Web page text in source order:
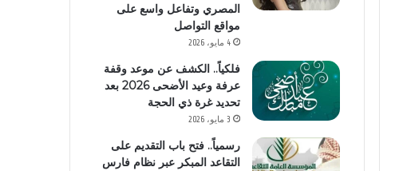
المصري وتفاعل واسع على
مواقع التواصل
4 مايو، 2026
فلكياً.. الكشف عن موعد وقفة
عرفة وعيد الأضحى 2026 بعد
تحديد غرة ذي الحجة
3 مايو، 2026
رسمياً.. فتح باب التقديم على
التقاعد المبكر عبر نظام فارس